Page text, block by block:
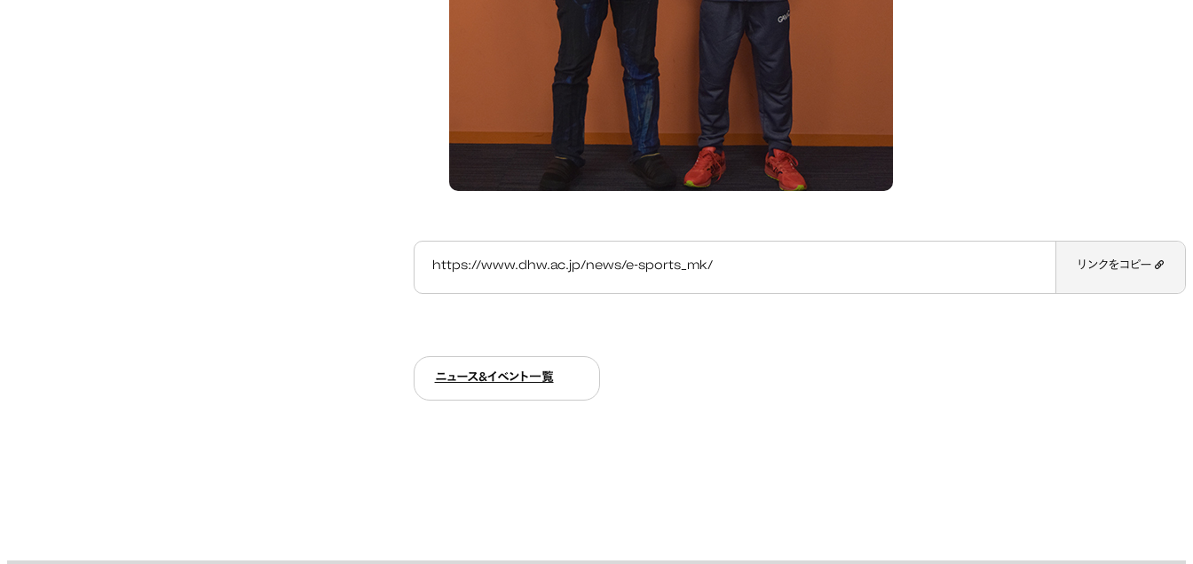
https://www.dhw.ac.jp/news/e-sports_mk/ リンクをコピー
ニュース&イベント一覧